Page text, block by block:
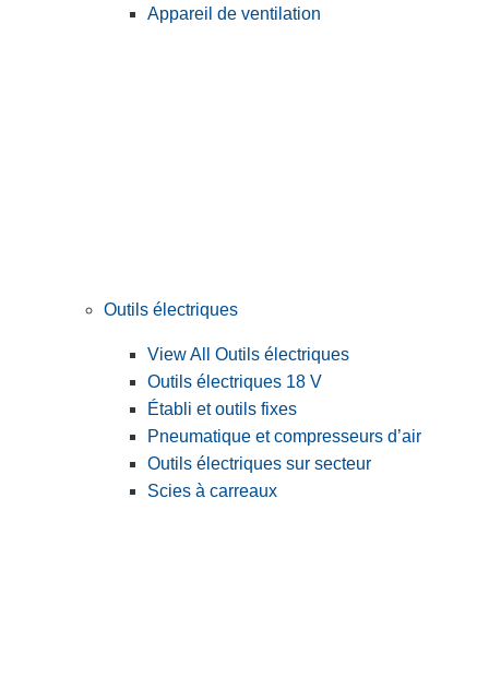
Appareil de ventilation
Outils électriques
View All Outils électriques
Outils électriques 18 V
Établi et outils fixes
Pneumatique et compresseurs d’air
Outils électriques sur secteur
Scies à carreaux